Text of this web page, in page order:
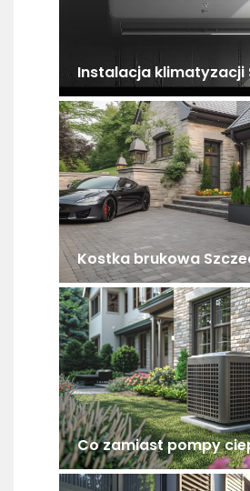
Instalacja klimatyzacji
Kostka brukowa
Co zamiast pompy